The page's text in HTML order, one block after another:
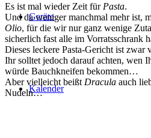
Geräte
Kalender
Es ist mal wieder Zeit für Pasta.
Und da weniger manchmal mehr ist,
Olio, für die wir nur ganz wenige
sicherlich fast alle im Vorratsschrank
Dieses leckere Pasta-Gericht ist zwar
Ihr solltet jedoch darauf achten, wen
würde Bauchkneifen bekommen…
Aber vielleicht beißt Dracula auch
Nudeln…